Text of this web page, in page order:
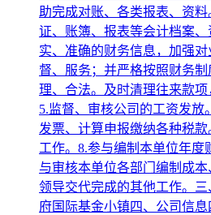
助完成对账、各类报表、资
证、账簿、报表等会计档案
实、准确的财务信息，加强
督、服务；并严格按照财务
理、合法。及时清理往来款项
5.监督、审核公司的工资发放
发票、计算申报缴纳各种税
工作。8.参与编制本单位年度
与审核本单位各部门编制成
领导交代完成的其他工作。
府国际基金小镇四、公司信